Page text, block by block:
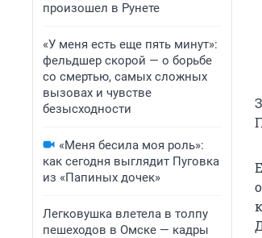
произошел в Рунете
«У меня есть еще пять минут»:
фельдшер скорой — о борьбе
со смертью, самых сложных
вызовах и чувстве
безысходности
«Меня бесила моя роль»:
как сегодня выглядит Пуговка
из «Папиных дочек»
Легковушка влетела в толпу
пешеходов в Омске — кадры